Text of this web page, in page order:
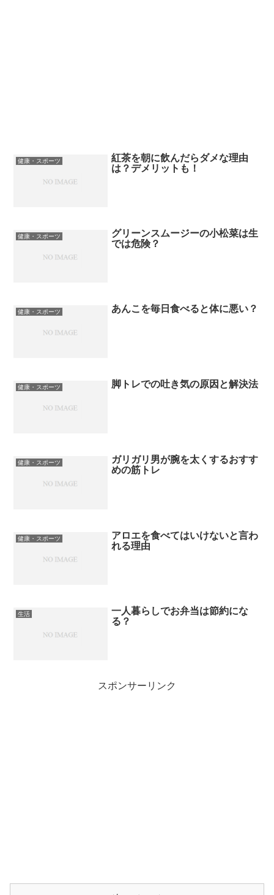
健康・スポーツ
紅茶を朝に飲んだらダメな理由
は？デメリットも！
健康・スポーツ
グリーンスムージーの小松菜は生
では危険？
健康・スポーツ あんこを毎日食べると体に悪い？
健康・スポーツ 脚トレでの吐き気の原因と解決法
健康・スポーツ
ガリガリ男が腕を太くするおすす
めの筋トレ
健康・スポーツ
アロエを食べてはいけないと言わ
れる理由
生活
一人暮らしでお弁当は節約にな
る？
スポンサーリンク